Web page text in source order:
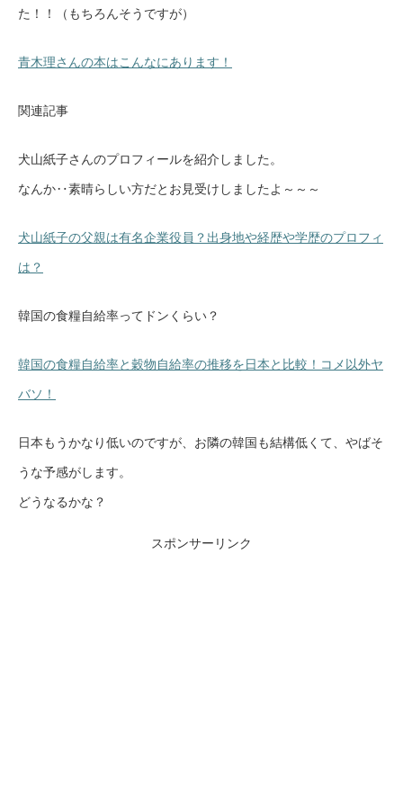
た！！（もちろんそうですが）
青木理さんの本はこんなにあります！
関連記事
犬山紙子さんのプロフィールを紹介しました。
なんか‥素晴らしい方だとお見受けしましたよ～～～
犬山紙子の父親は有名企業役員？出身地や経歴や学歴のプロフィ
は？
韓国の食糧自給率ってドンくらい？
韓国の食糧自給率と穀物自給率の推移を日本と比較！コメ以外ヤ
バソ！
日本もうかなり低いのですが、お隣の韓国も結構低くて、やばそ
うな予感がします。
どうなるかな？
スポンサーリンク